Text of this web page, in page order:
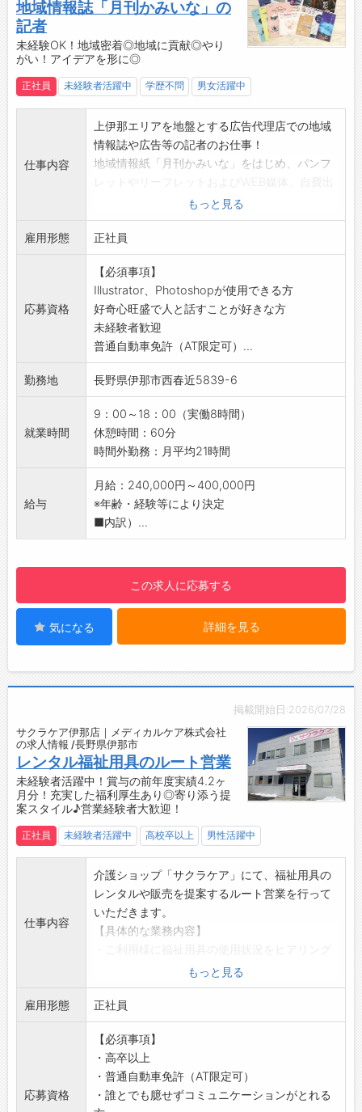
■産業ガスでは、自動車・食品・鉄道業界など
へ法人向け営業、医療ガスでは医療施設、ドク
ター、在宅患者さまへの提案営業を行います。
■都市ガスの自由化に伴い、2017年より都市ガ
ス供給事業に参入。新たな挑戦として全国各地
の都市ガスエリアへ進出しています。
■創業100周年に向けて、日本を含め【アジ
ア・太平洋地域において〝総合エネルギー・生
活関連事業″でリーディング企業になる】という
開しております。（エネルギー小売事業者内で
海外拠点数第1位）
■電力自由化に伴い電力事業を開始して、LPガ
ス業界内では低圧電力供給量トップクラスで
す。
■安定した高品質のサービスを提供していくブ
ランドとして2003年に立ち上げた「Gas
One」をはじめとして、「Ene One」「Water
One」「リフォーム・ワン」「ハートワン」
「Gas One 海外事業」の6つのOneブランドを
展開。「Gas One」の「One」には、お客さま
選んでもらうこと、エネルギー業界で「一」番
になることという意味を込めており、地域密着
でお客さまの生活・産業を支える総合エネルギ
ー企業としての精神にて業務に取組んでいま
す。
【社風・環境】
■平均年齢は43.4歳、永く安定して働けます。
では社員一人ひとりに浸透しています。
入社ください！
・定期健康診断
・車通勤可能(駐車場完備)
・休憩時間に自由に食べられるコーヒー・お
茶・お菓子もあります♪
【先輩からの声】
■企画営業部 6年目
営業の一番の魅力はお客さまからの感謝に直接
お客さまから『ありがとう』と言われる感動を
れ、必ずやりがいにつながります。
大変なところは、やりがいや達成感を感じるま
での道のりが険しいこと。
達成感を味わう前の道半ばで辞めてしまうのは
とてももったいない。ぜひ苦労を乗り越えた先
のやりがいや達成感を味わってほしいです。
地域情報誌「月刊かみいな」の
記者
未経験OK！地域密着◎地域に貢献◎やり
がい！アイデアを形に◎
正社員 未経験者活躍中 学歴不問 男女活躍中
仕事内容
上伊那エリアを地盤とする広告代理店での地域
情報誌や広告等の記者のお仕事！
地域情報紙「月刊かみいな」をはじめ、パンフ
版などの企画や取材・ライティングの業務をし
ていただきます。
【業務内容】
■フリーペーパー「月刊かみいな」の企画・編
集
■取材・文章作成・カメラでの撮影・PCでの編
集など
■観光ガイドブック「たび〜な信州」の企画・
編集
■行政や企業のパンフレット、リーフレットの
制作
Photoshop(フォトショップ)を使用しながら
InDesign(インデザイン)で編集作業を行ってい
ます
経験が少ない方には丁寧に指導いたします！
【やりがい◎】
・地域の店や企業など幅広く取材
常に多いのでやりがいを感じます。
【アピールポイント】
■定着率◎！長く働ける環境
企画編集部は、好奇心旺盛なメンバーぞろいで
☆定年退職を迎えた社員の欠員募集です！
■風通しの良い現場
年齢・性別に関係なくアイデアや意見を言い合
える環境です！
【充実した手当◎】
・各種手当が充実しており収入も安定！
【貸与】
【服装】
・オフィスカジュアル
・派手すぎなければ髪色・ネイル自由
【社内環境】
【福利厚生】
・定期健康診断
・車通勤可能(駐車場完備)
・休憩時間に自由に食べられるコーヒー・お
茶・お菓子もあります♪
・会社の目の前に2軒コンビニあり◎
もっと見る
雇用形態 正社員
応募資格
【必須事項】
Illustrator、Photoshopが使用できる方
好奇心旺盛で人と話すことが好きな方
未経験者歓迎
普通自動車免許（AT限定可）...
勤務地 長野県伊那市西春近5839-6
就業時間
9：00～18：00（実働8時間）
休憩時間：60分
時間外勤務：月平均21時間
給与
月給：240,000円～400,000円
※年齢・経験等により決定
■内訳）...
この求人に応募する
気になる 詳細を見る
掲載開始日:2026/07/28
サクラケア伊那店｜メディカルケア株式会社
の求人情報 /長野県伊那市
レンタル福祉用具のルート営業
未経験者活躍中！賞与の前年度実績4.2ヶ
月分！充実した福利厚生あり◎寄り添う提
案スタイル♪営業経験者大歓迎！
正社員 未経験者活躍中 高校卒以上 男性活躍中
仕事内容
介護ショップ「サクラケア」にて、福祉用具の
レンタルや販売を提案するルート営業を行って
いただきます。
【具体的な業務内容】
・最適な福祉用具のアドバイスと納品、利用方
法の説明
・定期的に福祉用具の利用状況を確認（アフタ
ーフォロー）
・居宅介護支援事業所へ定期訪問
◎営業というより「寄り添う提案」スタイルな
ので、がつがつ売り込むタイプではありませ
ん。
もっと見る
雇用形態 正社員
応募資格
【必須事項】
・高卒以上
・普通自動車免許（AT限定可）
・誰とでも臆せずコミュニケーションがとれる